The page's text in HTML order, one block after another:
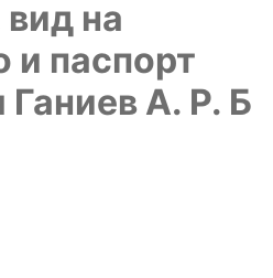
на
и паспорт
Ганиев А. Р. Б